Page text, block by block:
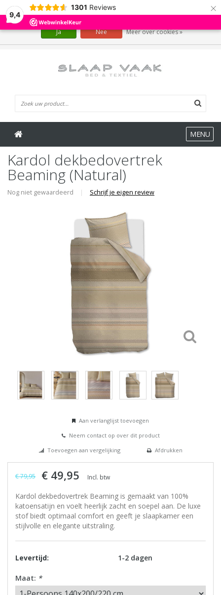
9,4
1301 Reviews ×
MENU
Kardol dekbedovertrek
Beaming (Natural)
Nog niet gewaardeerd | Schrijf je eigen review
Aan verlanglijst toevoegen
Neem contact op over dit product
Toevoegen aan vergelijking
Afdrukken
€ 79,95 € 49,95 Incl. btw
Kardol dekbedovertrek Beaming is gemaakt van 100%
katoensatijn en voelt heerlijk zacht en soepel aan. De luxe
stof biedt optimaal comfort en geeft je slaapkamer een
stijlvolle en elegante uitstraling.
Levertijd: 1-2 dagen
Maat: *
Wij slaan cookies op om onze website te verbeteren. Is dat akkoord?
Ja Nee Meer over cookies »